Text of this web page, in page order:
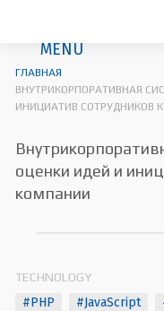
MENU
ГЛАВНАЯ
ВНУТРИКОРПОРАТИВНАЯ
ИНИЦИАТИВ СОТРУДНИКОВ
оценки идей и
компании
TECHNOLOGY
#PHP #JavaScript